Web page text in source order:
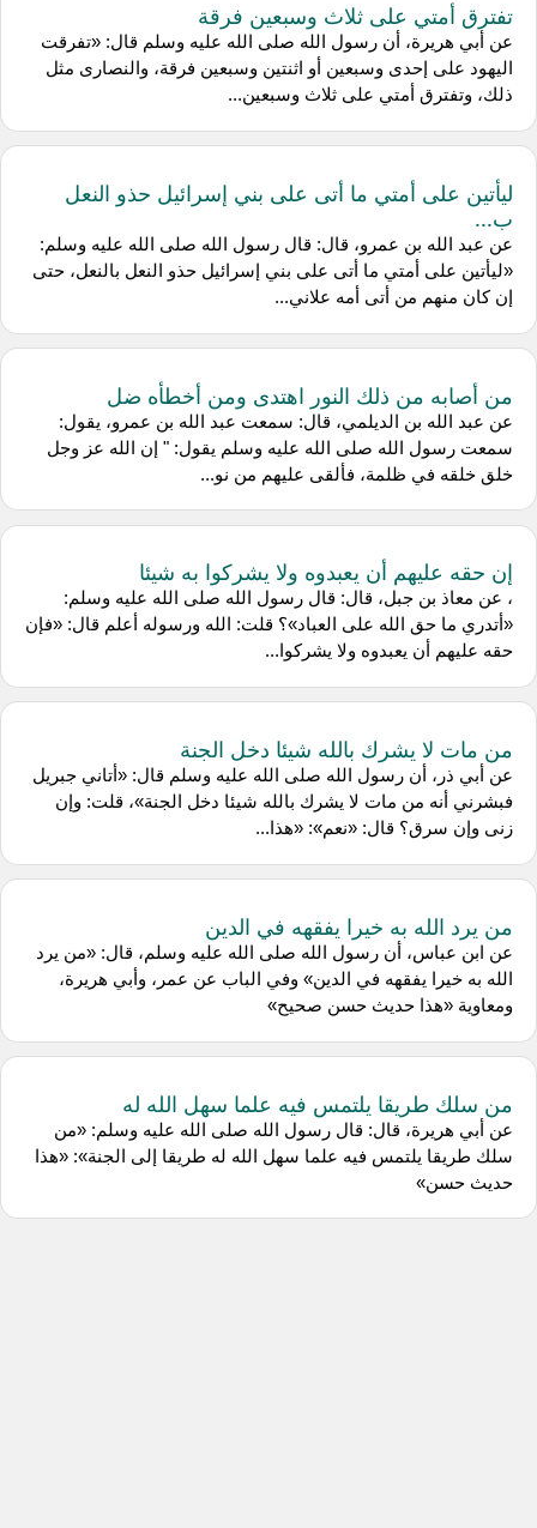
تفترق أمتي على ثلاث وسبعين فرقة
عن أبي هريرة، أن رسول الله صلى الله عليه وسلم قال: «تفرقت
اليهود على إحدى وسبعين أو اثنتين وسبعين فرقة، والنصارى مثل
ذلك، وتفترق أمتي على ثلاث وسبعين...
ليأتين على أمتي ما أتى على بني إسرائيل حذو النعل
ب...
عن عبد الله بن عمرو، قال: قال رسول الله صلى الله عليه وسلم:
«ليأتين على أمتي ما أتى على بني إسرائيل حذو النعل بالنعل، حتى
إن كان منهم من أتى أمه علاني...
من أصابه من ذلك النور اهتدى ومن أخطأه ضل
عن عبد الله بن الديلمي، قال: سمعت عبد الله بن عمرو، يقول:
سمعت رسول الله صلى الله عليه وسلم يقول: " إن الله عز وجل
خلق خلقه في ظلمة، فألقى عليهم من نو...
إن حقه عليهم أن يعبدوه ولا يشركوا به شيئا
، عن معاذ بن جبل، قال: قال رسول الله صلى الله عليه وسلم:
«أتدري ما حق الله على العباد»؟ قلت: الله ورسوله أعلم قال: «فإن
حقه عليهم أن يعبدوه ولا يشركوا...
من مات لا يشرك بالله شيئا دخل الجنة
عن أبي ذر، أن رسول الله صلى الله عليه وسلم قال: «أتاني جبريل
فبشرني أنه من مات لا يشرك بالله شيئا دخل الجنة»، قلت: وإن
زنى وإن سرق؟ قال: «نعم»: «هذا...
من يرد الله به خيرا يفقهه في الدين
عن ابن عباس، أن رسول الله صلى الله عليه وسلم، قال: «من يرد
الله به خيرا يفقهه في الدين» وفي الباب عن عمر، وأبي هريرة،
ومعاوية «هذا حديث حسن صحيح»
من سلك طريقا يلتمس فيه علما سهل الله له
عن أبي هريرة، قال: قال رسول الله صلى الله عليه وسلم: «من
سلك طريقا يلتمس فيه علما سهل الله له طريقا إلى الجنة»: «هذا
حديث حسن»